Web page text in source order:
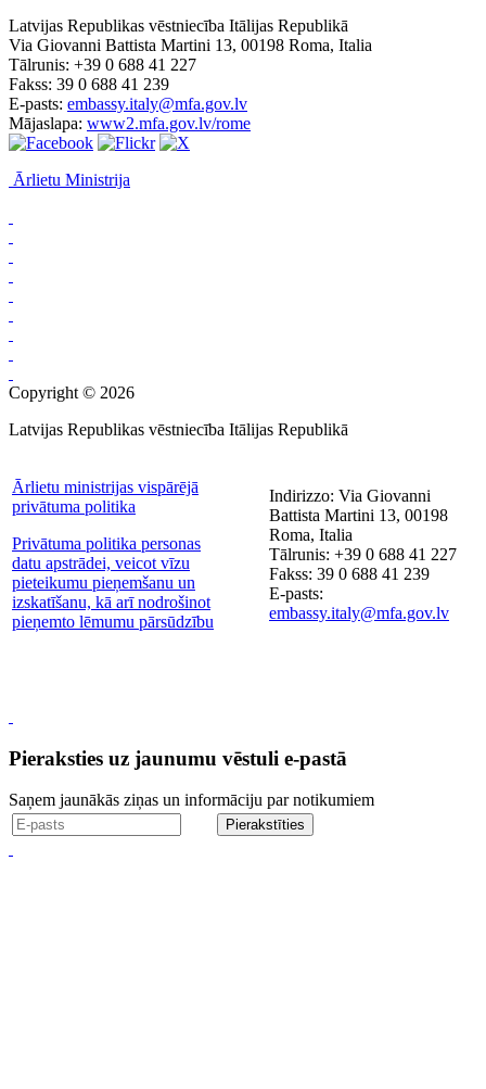
Latvijas Republikas vēstniecība Itālijas Republikā
Via Giovanni Battista Martini 13, 00198 Roma, Italia
Tālrunis: +39 0 688 41 227
Fakss: 39 0 688 41 239
E-pasts: embassy.italy@mfa.gov.lv
Mājaslapa: www2.mfa.gov.lv/rome
Ārlietu Ministrija
Copyright © 2026
Latvijas Republikas vēstniecība Itālijas Republikā
Ārlietu ministrijas vispārējā
privātuma politika
Privātuma politika personas
datu apstrādei, veicot vīzu
pieteikumu pieņemšanu un
izskatīšanu, kā arī nodrošinot
pieņemto lēmumu pārsūdzību
Indirizzo: Via Giovanni
Battista Martini 13, 00198
Roma, Italia
Tālrunis: +39 0 688 41 227
Fakss: 39 0 688 41 239
E-pasts:
embassy.italy@mfa.gov.lv
Pieraksties uz jaunumu vēstuli e-pastā
Saņem jaunākās ziņas un informāciju par notikumiem